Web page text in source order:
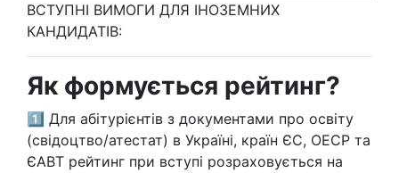
ВСТУПНІ ВИМОГИ ДЛЯ ІНОЗЕМНИХ
КАНДИДАТІВ:
Як формується рейтинг?
1️⃣ Для абітурієнтів з документами про освіту
(свідоцтво/атестат) в Україні, країн ЄС, ОЕСР та
ЄАВТ рейтинг при вступі розраховується на